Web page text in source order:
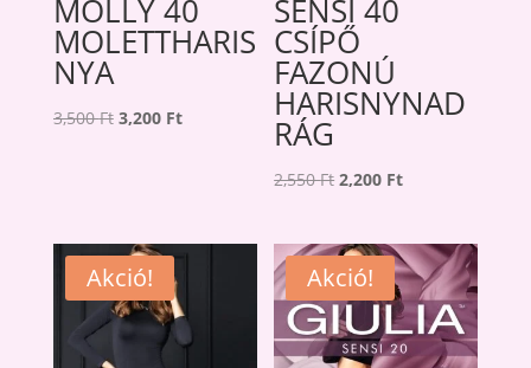
MOLLY 40
MOLETTHARIS
NYA
3,500Ft Original
3,200 FtCurrent
SENSI 40
CSÍPŐ
FAZONÚ
HARISNYNAD
RÁG
2,550Ft Original
was:
2,550 Ft.
2,200 FtCurrent
is:
2,200 Ft.
Akció! Akció!